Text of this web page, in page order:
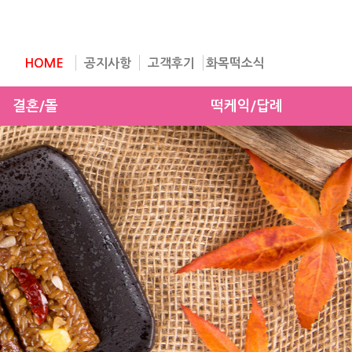
HOME 공지사항 고객후기 화목떡소식
결혼/돌 떡케익/답례